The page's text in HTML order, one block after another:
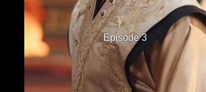
Episode 3